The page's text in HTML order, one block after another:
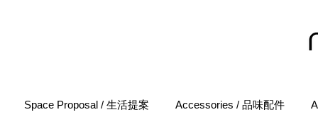
Space Proposal / 生活提案 Accessories / 品味配件